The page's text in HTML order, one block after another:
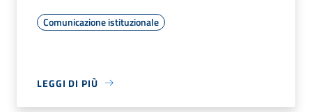
Comunicazione istituzionale
LEGGI DI PIÙ